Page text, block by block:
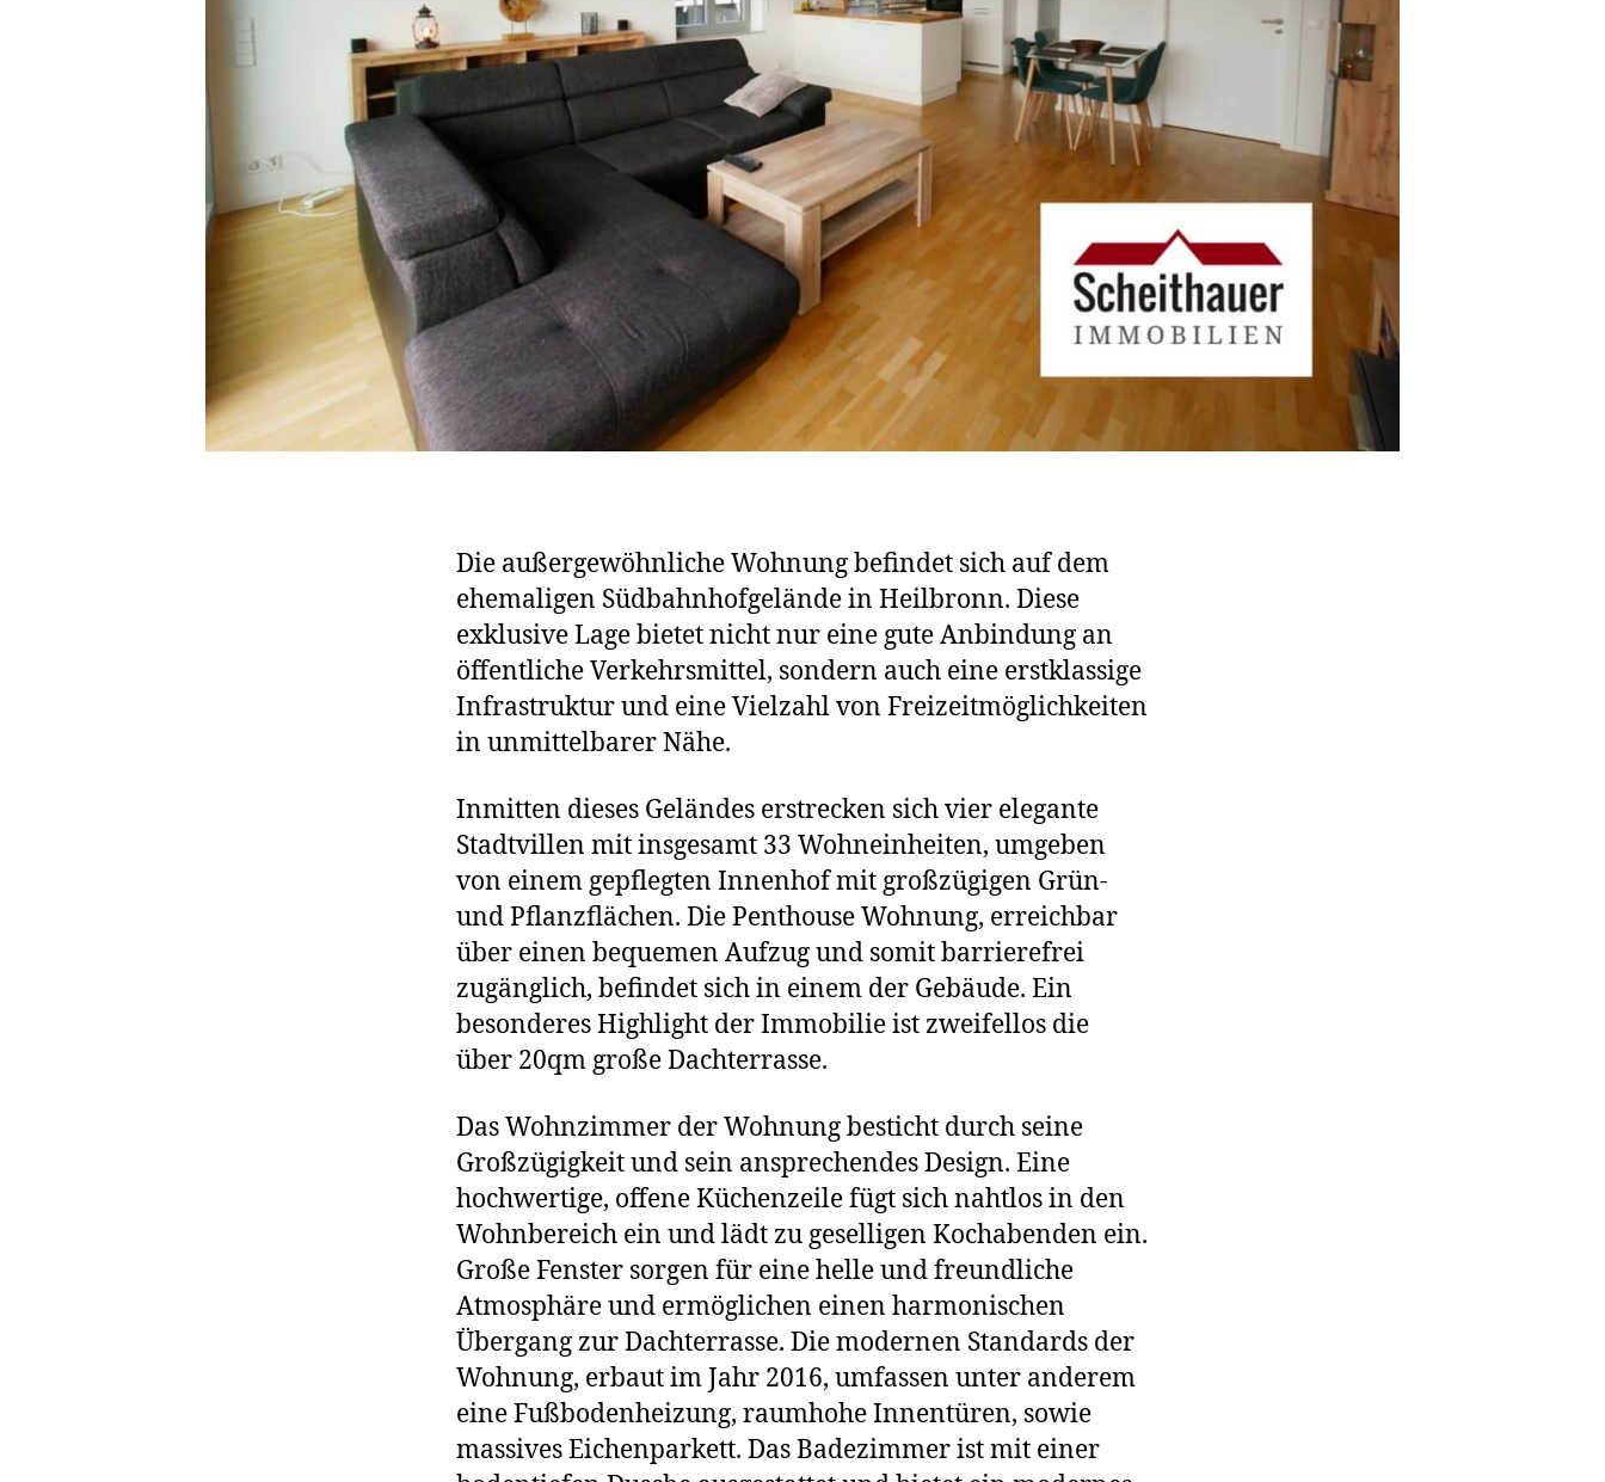
Die außergewöhnliche Wohnung befindet sich auf dem
ehemaligen Südbahnhofgelände in Heilbronn. Diese
exklusive Lage bietet nicht nur eine gute Anbindung an
öffentliche Verkehrsmittel, sondern auch eine erstklassige
Infrastruktur und eine Vielzahl von Freizeitmöglichkeiten
in unmittelbarer Nähe.
Inmitten dieses Geländes erstrecken sich vier elegante
Stadtvillen mit insgesamt 33 Wohneinheiten, umgeben
von einem gepflegten Innenhof mit großzügigen Grün-
und Pflanzflächen. Die Penthouse Wohnung, erreichbar
über einen bequemen Aufzug und somit barrierefrei
zugänglich, befindet sich in einem der Gebäude. Ein
besonderes Highlight der Immobilie ist zweifellos die
über 20qm große Dachterrasse.
Das Wohnzimmer der Wohnung besticht durch seine
Großzügigkeit und sein ansprechendes Design. Eine
hochwertige, offene Küchenzeile fügt sich nahtlos in den
Wohnbereich ein und lädt zu geselligen Kochabenden ein.
Große Fenster sorgen für eine helle und freundliche
Atmosphäre und ermöglichen einen harmonischen
Übergang zur Dachterrasse. Die modernen Standards der
Wohnung, erbaut im Jahr 2016, umfassen unter anderem
eine Fußbodenheizung, raumhohe Innentüren, sowie
massives Eichenparkett. Das Badezimmer ist mit einer